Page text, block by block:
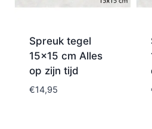
Spreuk tegel
15×15 cm Alles
op zijn tijd
€14,95